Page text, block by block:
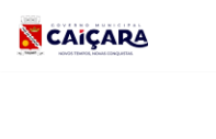
Pular